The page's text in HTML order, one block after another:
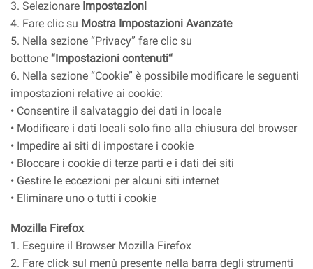
3. Selezionare Impostazioni
4. Fare clic su Mostra Impostazioni Avanzate
5. Nella sezione “Privacy” fare clic su
bottone “Impostazioni contenuti“
6. Nella sezione “Cookie” è possibile modificare le seguenti
impostazioni relative ai cookie:
• Consentire il salvataggio dei dati in locale
• Modificare i dati locali solo fino alla chiusura del browser
• Impedire ai siti di impostare i cookie
• Bloccare i cookie di terze parti e i dati dei siti
• Gestire le eccezioni per alcuni siti internet
• Eliminare uno o tutti i cookie
Mozilla Firefox
1. Eseguire il Browser Mozilla Firefox
2. Fare click sul menù presente nella barra degli strumenti